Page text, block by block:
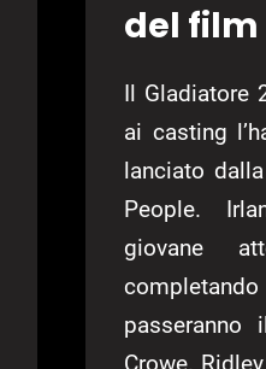
del film
Il Gladiatore
ai casting
lanciato
People.
giovane
Crowe.